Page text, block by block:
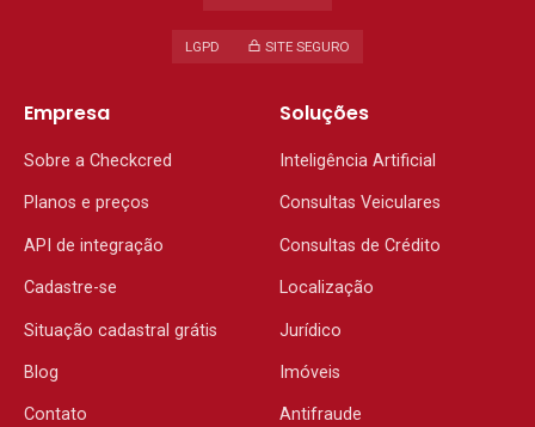
LGPD SITE SEGURO
Soluções
Inteligência Artificial
Consultas Veiculares
Consultas de Crédito
Localização
Jurídico
Imóveis
Antifraude
Empresa
Sobre a Checkcred
Planos e preços
API de integração
Cadastre-se
Situação cadastral grátis
Blog
Contato